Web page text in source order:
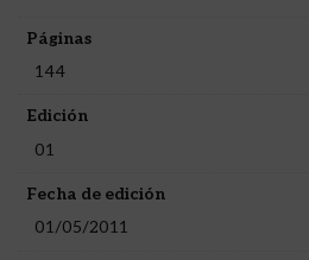
Páginas
144
Edición
01
Fecha de edición
01/05/2011